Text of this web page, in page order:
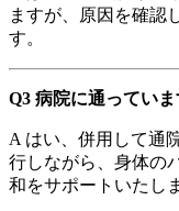
ますが、原因を確認
す。
Q3 病院に通ってい
A はい、併用して通
行しながら、身体の
和をサポートいたし